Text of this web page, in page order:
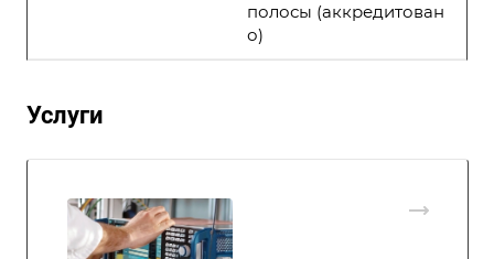
полосы (аккредитован
о)
Услуги